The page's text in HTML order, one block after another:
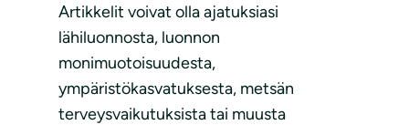
Artikkelit voivat olla ajatuksiasi
lähiluonnosta, luonnon
monimuotoisuudesta,
ympäristökasvatuksesta, metsän
terveysvaikutuksista tai muusta